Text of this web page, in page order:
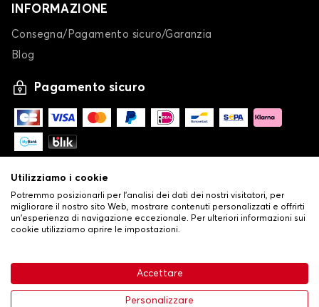
63,99 € Aggiungi al carrello
INFORMAZIONE
Consegna/Pagamento sicuro/Garanzia
Blog
Pagamento sicuro
Condizioni generali di vendita•
Politica sulla privacy e sui cookie•Livraison
Utilizziamo i cookie
Potremmo posizionarli per l'analisi dei dati dei nostri visitatori, per
migliorare il nostro sito Web, mostrare contenuti personalizzati e offrirti
un'esperienza di navigazione eccezionale. Per ulteriori informazioni sui
cookie utilizziamo aprire le impostazioni.
Accettare
Personalizzare